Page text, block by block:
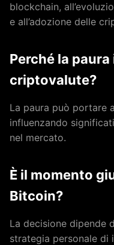
blockchain,
e all’adozione delle
Perché la
criptovalute?
La paura può portare
influenzando
nel mercato.
È il momento
Bitcoin?
La decisione dipende
strategia personale di